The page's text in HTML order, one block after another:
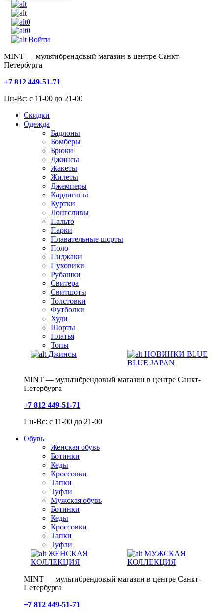
0
0
Войти
MINT — мультибрендовый магазин в центре Санкт-
Петербурга
+7 812 449-51-71
Пн-Вс: с 11-00 до 21-00
Скидки
Одежда
Бадлоны
Бомберы
Брюки
Джинсы
Жакеты
Жилеты
Джемперы
Кардиганы
Куртки
Лонгсливы
Пальто
Парки
Плавательные шорты
Поло
Пиджаки
Пуховики
Рубашки
Свитера
Свитшоты
Толстовки
Футболки
Худи
Шорты
Платья
Топы
Джинсы
НОВИНКИ BLUE
BLUE JAPAN
MINT — мультибрендовый магазин в центре Санкт-
Петербурга
+7 812 449-51-71
Пн-Вс: с 11-00 до 21-00
Обувь
Женская обувь
Ботинки
Кеды
Кроссовки
Тапки
Туфли
Мужская обувь
Ботинки
Кеды
Кроссовки
Тапки
Туфли
ЖЕНСКАЯ
КОЛЛЕКЦИЯ
МУЖСКАЯ
КОЛЛЕКЦИЯ
MINT — мультибрендовый магазин в центре Санкт-
Петербурга
+7 812 449-51-71